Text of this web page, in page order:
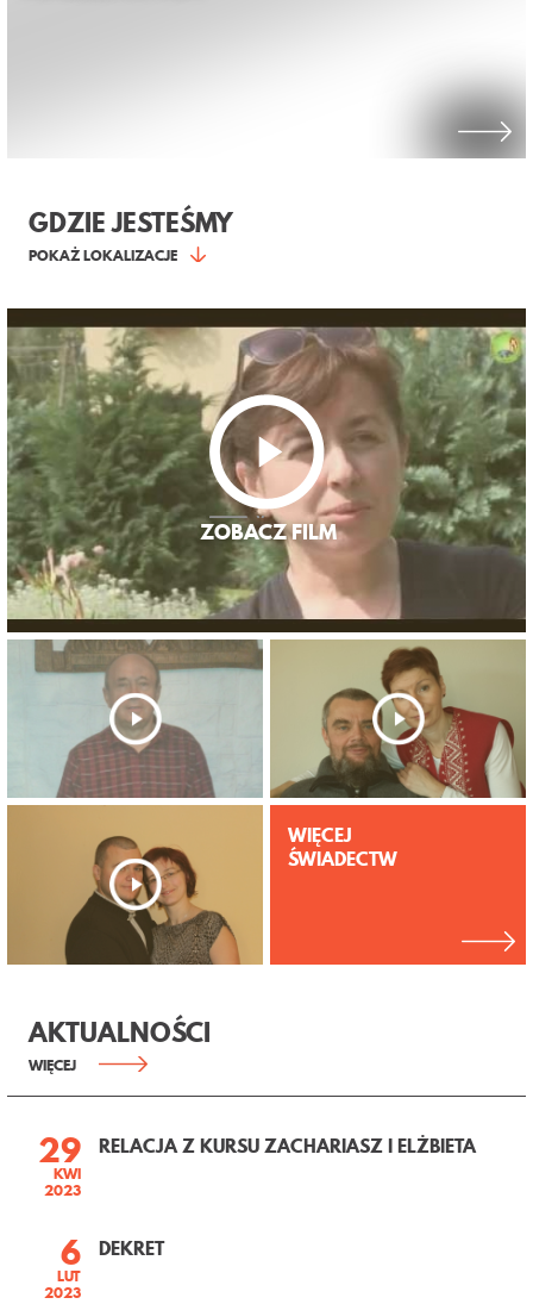
GDZIE JESTEŚMY
POKAŻ LOKALIZACJE
WIĘCEJ
ŚWIADECTW
AKTUALNOŚCI
WIĘCEJ
29
KWI
2023
RELACJA Z KURSU ZACHARIASZ I ELŻBIETA
6
LUT
2023
DEKRET